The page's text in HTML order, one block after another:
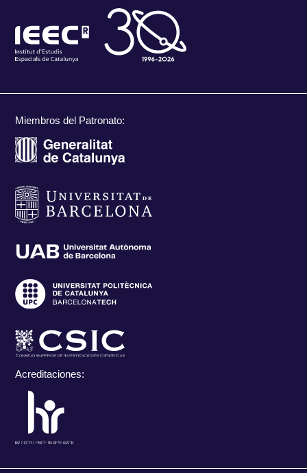
Miembros del Patronato:
Acreditaciones: